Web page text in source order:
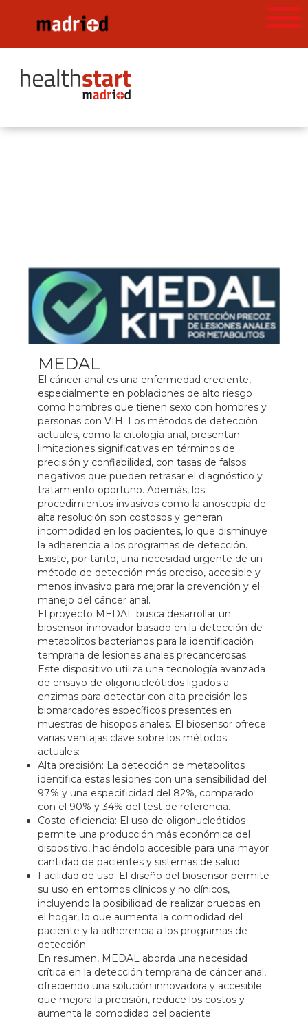
MEDAL
El cáncer anal es una enfermedad creciente,
especialmente en poblaciones de alto riesgo
como hombres que tienen sexo con hombres y
personas con VIH. Los métodos de detección
actuales, como la citología anal, presentan
limitaciones significativas en términos de
precisión y confiabilidad, con tasas de falsos
negativos que pueden retrasar el diagnóstico y
tratamiento oportuno. Además, los
procedimientos invasivos como la anoscopia de
alta resolución son costosos y generan
incomodidad en los pacientes, lo que disminuye
la adherencia a los programas de detección.
Existe, por tanto, una necesidad urgente de un
método de detección más preciso, accesible y
menos invasivo para mejorar la prevención y el
manejo del cáncer anal.
El proyecto MEDAL busca desarrollar un
biosensor innovador basado en la detección de
metabolitos bacterianos para la identificación
temprana de lesiones anales precancerosas.
Este dispositivo utiliza una tecnología avanzada
de ensayo de oligonucleótidos ligados a
enzimas para detectar con alta precisión los
biomarcadores específicos presentes en
muestras de hisopos anales. El biosensor ofrece
varias ventajas clave sobre los métodos
actuales:
Alta precisión: La detección de metabolitos
identifica estas lesiones con una sensibilidad del
97% y una especificidad del 82%, comparado
con el 90% y 34% del test de referencia.
Costo-eficiencia: El uso de oligonucleótidos
permite una producción más económica del
dispositivo, haciéndolo accesible para una mayor
cantidad de pacientes y sistemas de salud.
Facilidad de uso: El diseño del biosensor permite
su uso en entornos clínicos y no clínicos,
incluyendo la posibilidad de realizar pruebas en
el hogar, lo que aumenta la comodidad del
paciente y la adherencia a los programas de
detección.
En resumen, MEDAL aborda una necesidad
crítica en la detección temprana de cáncer anal,
ofreciendo una solución innovadora y accesible
que mejora la precisión, reduce los costos y
aumenta la comodidad del paciente.